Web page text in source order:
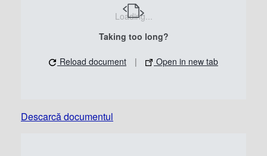
Loading...
Taking too long?
Reload document | Open in new tab
Descarcă documentul